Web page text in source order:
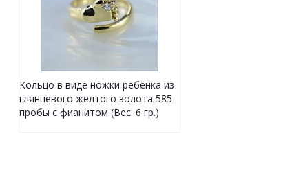
Кольцо в виде ножки ребёнка из
глянцевого жёлтого золота 585
пробы с фианитом (Вес: 6 гр.)